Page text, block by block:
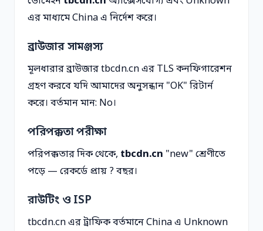
এর মাধ্যমে China এ নির্দেশ করে।
ব্রাউজার সামঞ্জস্য
মূলধারার ব্রাউজার tbcdn.cn এর TLS কনফিগারেশন
গ্রহণ করবে যদি আমাদের অনুসন্ধান "OK" রিটার্ন
করে। বর্তমান মান: No।
পরিপক্কতা পরীক্ষা
পরিপক্কতার দিক থেকে, tbcdn.cn "new" শ্রেণীতে
পড়ে — রেকর্ডে প্রায় ? বছর।
রাউটিং ও ISP
tbcdn.cn এর ট্রাফিক বর্তমানে China এ Unknown